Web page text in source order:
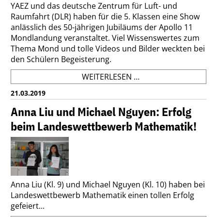
YAEZ und das deutsche Zentrum für Luft- und
Raumfahrt (DLR) haben für die 5. Klassen eine Show
anlässlich des 50-jährigen Jubiläums der Apollo 11
Mondlandung veranstaltet. Viel Wissenswertes zum
Thema Mond und tolle Videos und Bilder weckten bei
den Schülern Begeisterung.
WEITERLESEN …50
JAHRE
MONDLANDUNG
21.03.2019
Anna Liu und Michael Nguyen: Erfolg
beim Landeswettbewerb Mathematik!
Anna Liu (Kl. 9) und Michael Nguyen (Kl. 10) haben bei
Landeswettbewerb Mathematik einen tollen Erfolg
gefeiert...